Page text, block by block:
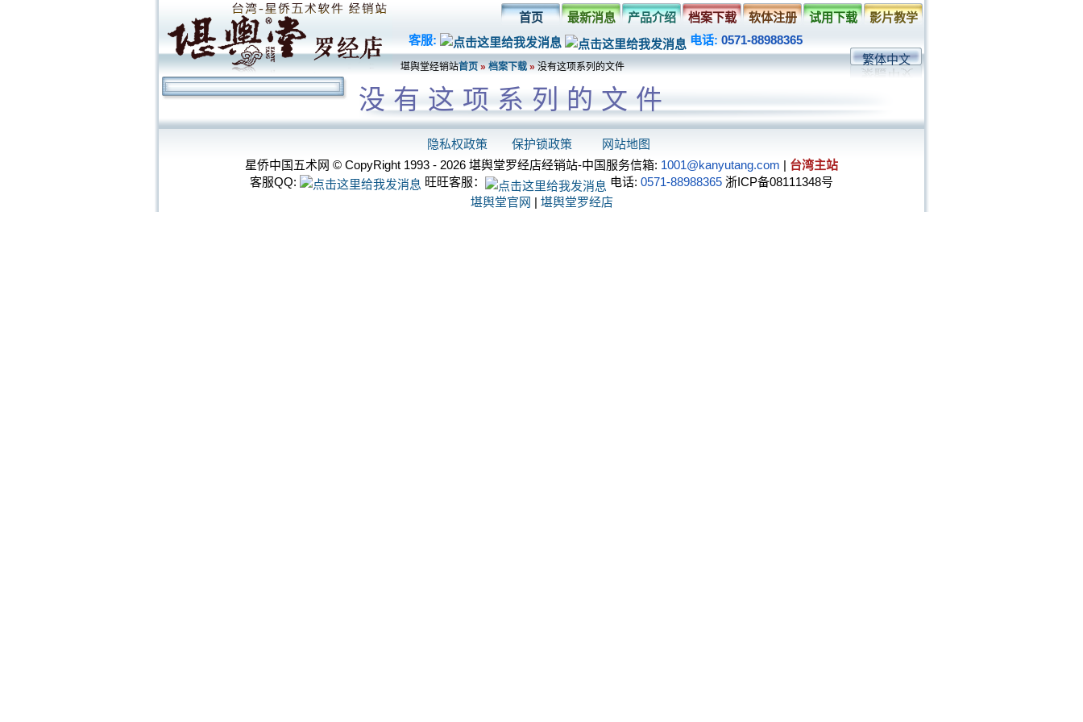
首页 最新消息 产品介绍 档案下载 软体注册 试用下载
影片教学
客服:
电话: 0571-88988365
堪舆堂经销站首页»档案下载»没有这项系列的文件
繁体中文
没有这项系列的文件
隐私权政策 保护锁政策
网站地图
星侨中国五术网 © CopyRight 1993 - 2026 堪舆堂罗经店经销站-中国服务信箱: 1001@kanyutang.com | 台湾主站
客服QQ:
旺旺客服： 电话: 0571-88988365 浙ICP备08111348号
堪舆堂官网 | 堪舆堂罗经店